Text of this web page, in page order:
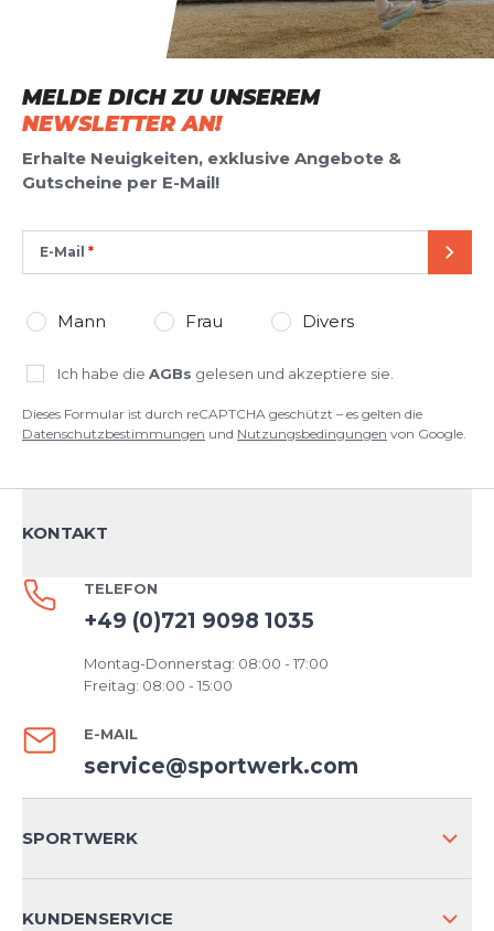
MELDE DICH ZU UNSEREM
NEWSLETTER AN!
Erhalte Neuigkeiten, exklusive Angebote &
Gutscheine per E-Mail!
E-Mail
Mann Frau Divers
Ich habe die AGBs gelesen und akzeptiere sie.
Dieses Formular ist durch reCAPTCHA geschützt – es gelten die
Datenschutzbestimmungen und Nutzungsbedingungen von Google.
KONTAKT
TELEFON
+49 (0)721 9098 1035
Montag-Donnerstag: 08:00 - 17:00
Freitag: 08:00 - 15:00
E-MAIL
service@sportwerk.com
SPORTWERK
KUNDENSERVICE